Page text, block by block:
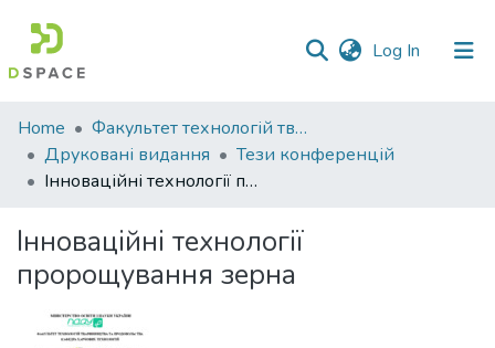
Log In (current)
Communities
&
Collections
Statistics
Home
Факультет технологій тваринництва та продовольства
Друковані видання
Тези конференцій
Інноваційні технології пророщування зерна
Інноваційні технології
пророщування зерна